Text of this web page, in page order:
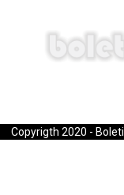
Copyrigth 2020 -